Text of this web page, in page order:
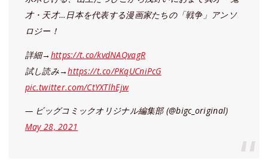
才・天才…日本を代表する漫画家たちの「戦争」アンソ
ロジー！
詳細→ https://t.co/kvdNAQvagR
試し読み→https://t.co/PKqUCniPcG
pic.twitter.com/CtYXTlhEjw
— ビッグコミックオリジナル編集部 (@bigc_original)
May 28, 2021